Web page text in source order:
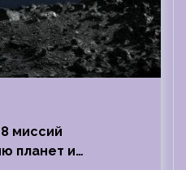
миссий
планет и